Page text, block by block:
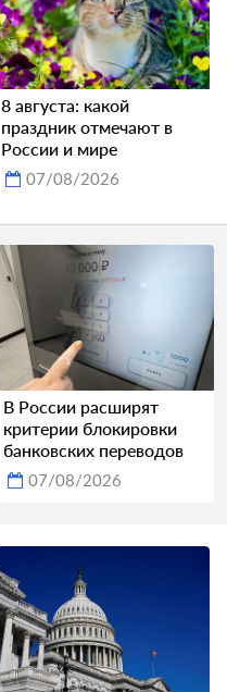
8 августа: какой
праздник отмечают в
России и мире
07/08/2026
В России расширят
критерии блокировки
банковских переводов
07/08/2026